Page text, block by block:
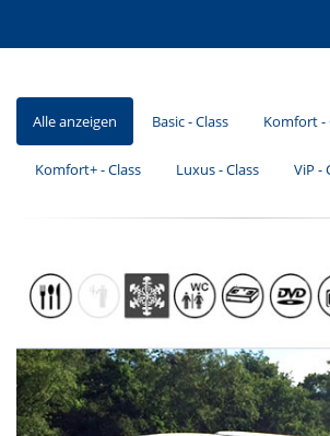
Alle anzeigen Basic - Class Komfort -
Komfort+ - Class Luxus - Class ViP -